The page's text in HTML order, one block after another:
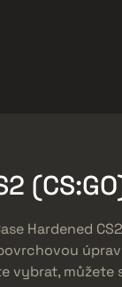
Hardened
vybrat,